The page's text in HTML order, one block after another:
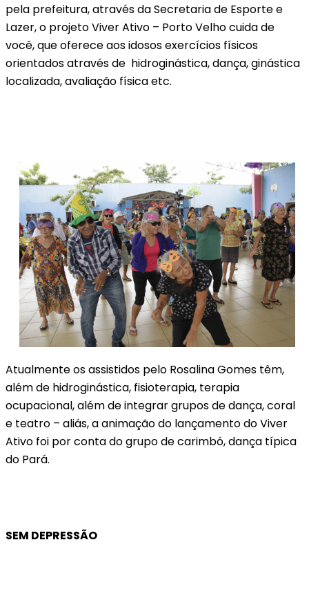
pela prefeitura, através da Secretaria de Esporte e
Lazer, o projeto Viver Ativo – Porto Velho cuida de
você, que oferece aos idosos exercícios físicos
orientados através de hidroginástica, dança, ginástica
localizada, avaliação física etc.
Atualmente os assistidos pelo Rosalina Gomes têm,
além de hidroginástica, fisioterapia, terapia
ocupacional, além de integrar grupos de dança, coral
e teatro – aliás, a animação do lançamento do Viver
Ativo foi por conta do grupo de carimbó, dança típica
do Pará.
SEM DEPRESSÃO